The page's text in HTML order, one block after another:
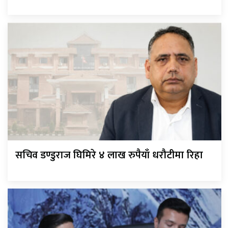
सचिव डण्डुराज घिमिरे ४ लाख रुपैयाँ धरौटीमा रिहा